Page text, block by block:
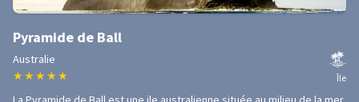
Pyramide de Ball
Australie
★ ★ ★ ★ ★ Île